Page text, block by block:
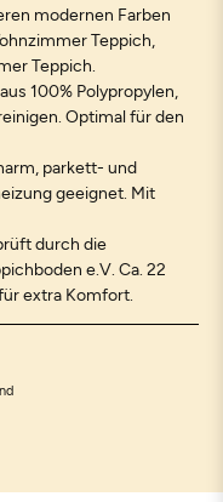
modernen Farben
Teppich,
Teppich.
100% Polypropylen,
Optimal für den
parkett- und
geeignet. Mit
durch die
e.V. Ca. 22
extra Komfort.